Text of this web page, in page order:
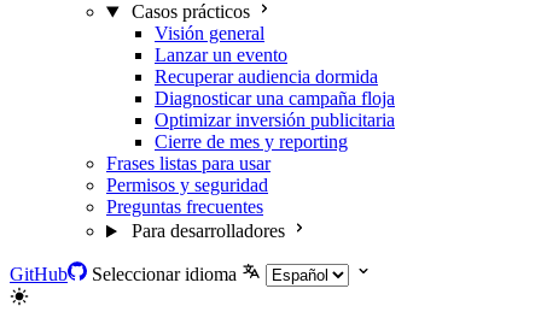
Casos prácticos
Visión general
Lanzar un evento
Recuperar audiencia dormida
Diagnosticar una campaña floja
Optimizar inversión publicitaria
Cierre de mes y reporting
Frases listas para usar
Permisos y seguridad
Preguntas frecuentes
Para desarrolladores
GitHub Seleccionar idioma